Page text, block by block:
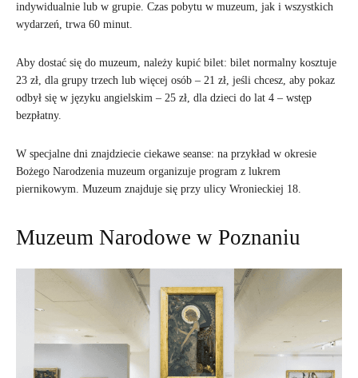
indywidualnie lub w grupie. Czas pobytu w muzeum, jak i wszystkich
wydarzeń, trwa 60 minut.
Aby dostać się do muzeum, należy kupić bilet: bilet normalny kosztuje
23 zł, dla grupy trzech lub więcej osób – 21 zł, jeśli chcesz, aby pokaz
odbył się w języku angielskim – 25 zł, dla dzieci do lat 4 – wstęp
bezpłatny.
W specjalne dni znajdziecie ciekawe seanse: na przykład w okresie
Bożego Narodzenia muzeum organizuje program z lukrem
piernikowym. Muzeum znajduje się przy ulicy Wronieckiej 18.
Muzeum Narodowe w Poznaniu